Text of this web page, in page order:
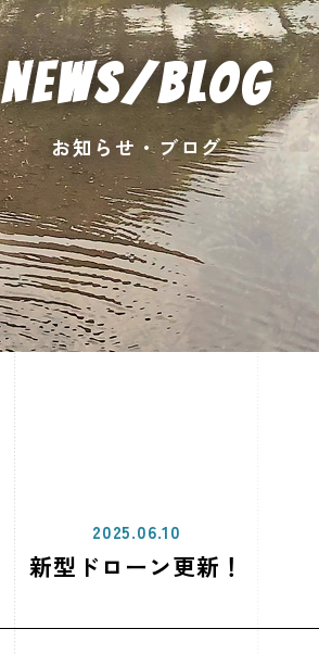
NEWS/BLOG
お知らせ・ブログ
2025.06.10
新型ドローン更新！